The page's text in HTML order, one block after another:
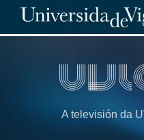
A televisión da